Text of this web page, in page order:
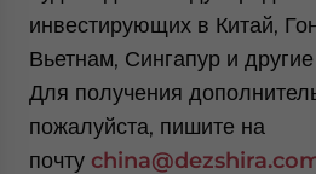
инвестирующих в Китай,
Вьетнам, Сингапур и
Для получения
пожалуйста, пишите на
почту china@dezshira.